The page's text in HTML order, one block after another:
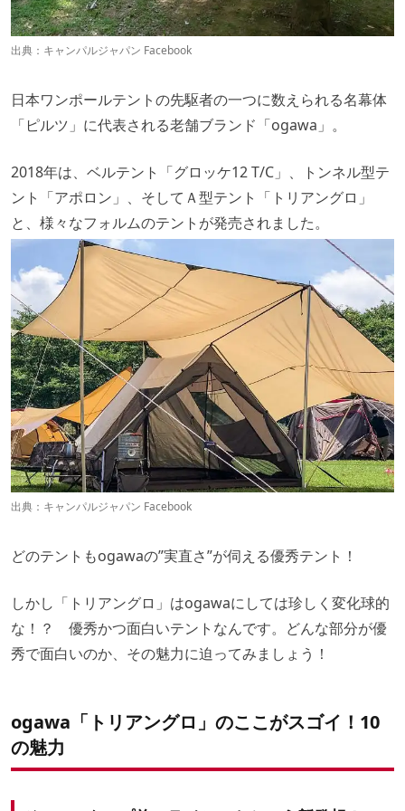
出典： キャンパルジャパン Facebook
日本ワンポールテントの先駆者の一つに数えられる名幕体
「ピルツ」に代表される老舗ブランド「ogawa」。
2018年は、ベルテント「グロッケ12 T/C」、トンネル型テ
ント「アポロン」、そしてＡ型テント「トリアングロ」
と、様々なフォルムのテントが発売されました。
出典： キャンパルジャパン Facebook
どのテントもogawaの”実直さ”が伺える優秀テント！
しかし「トリアングロ」はogawaにしては珍しく変化球的
な！？ 優秀かつ面白いテントなんです。どんな部分が優
秀で面白いのか、その魅力に迫ってみましょう！
ogawa「トリアングロ」のここがスゴイ！10
の魅力